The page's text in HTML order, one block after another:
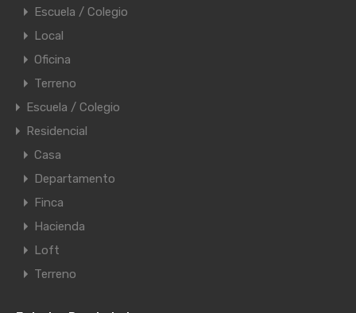
Escuela / Colegio
Local
Oficina
Terreno
Escuela / Colegio
Residencial
Casa
Departamento
Finca
Hacienda
Loft
Terreno